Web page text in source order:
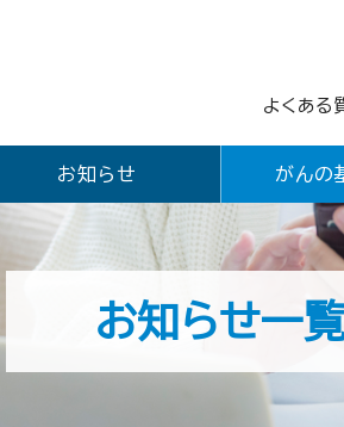
よくある
お知らせ がんの
お知らせ一